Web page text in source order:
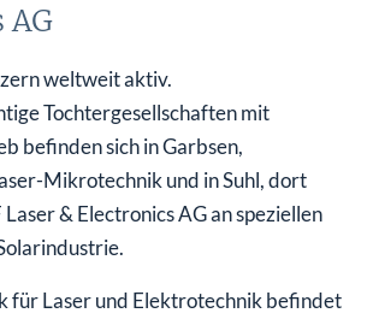
AG
weltweit aktiv.
Tochtergesellschaften mit
befinden sich in Garbsen,
Mikrotechnik und in Suhl, dort
& Electronics AG an speziellen
für Laser und Elektrotechnik befindet